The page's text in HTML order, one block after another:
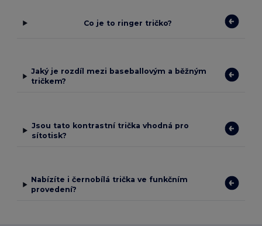
Co je to ringer tričko?
Jaký je rozdíl mezi baseballovým a běžným
tričkem?
Jsou tato kontrastní trička vhodná pro
sítotisk?
Nabízíte i černobílá trička ve funkčním
provedení?